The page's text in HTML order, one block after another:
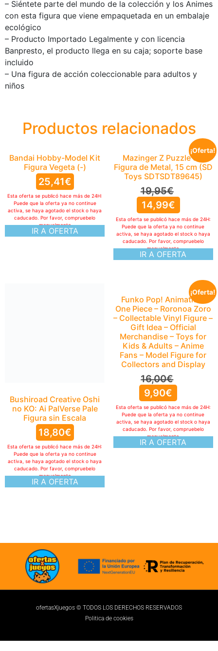
– Siéntete parte del mundo de la colección y los Animes
con esta figura que viene empaquetada en un embalaje
ecológico
– Producto Importado Legalmente y con licencia
Banpresto, el producto llega en su caja; soporte base
incluido
– Una figura de acción coleccionable para adultos y
niños
Productos relacionados
Bandai Hobby-Model Kit
Figura Vegeta (-)
25,41€
IR A OFERTA
Esta oferta se publicó hace más de 24H:
Puede que la oferta ya no continue
activa, se haya agotado el stock o haya
caducado. Por favor, compruebelo
manualmente
¡Oferta!
Mazinger Z Puzzle 3D
Figura de Metal, 15 cm (SD
Toys SDTSDT89645)
19,95€
14,99€
IR A OFERTA
Esta oferta se publicó hace más de 24H:
Puede que la oferta ya no continue
activa, se haya agotado el stock o haya
caducado. Por favor, compruebelo
manualmente
Bushiroad Creative Oshi
no KO: Ai PalVerse Pale
Figura sin Escala
18,80€
IR A OFERTA
Esta oferta se publicó hace más de 24H:
Puede que la oferta ya no continue
activa, se haya agotado el stock o haya
caducado. Por favor, compruebelo
manualmente
¡Oferta!
Funko Pop! Animation:
One Piece – Roronoa Zoro
– Collectable Vinyl Figure –
Gift Idea – Official
Merchandise – Toys for
Kids & Adults – Anime
Fans – Model Figure for
Collectors and Display
16,00€
9,90€
IR A OFERTA
Esta oferta se publicó hace más de 24H:
Puede que la oferta ya no continue
activa, se haya agotado el stock o haya
caducado. Por favor, compruebelo
manualmente
ofertasXjuegos © TODOS LOS DERECHOS RESERVADOS
Politica de cookies